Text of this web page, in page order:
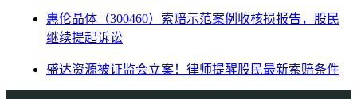
惠伦晶体（300460）索赔示范案例收核损报告，股民
继续提起诉讼
盛达资源被证监会立案！律师提醒股民最新索赔条件